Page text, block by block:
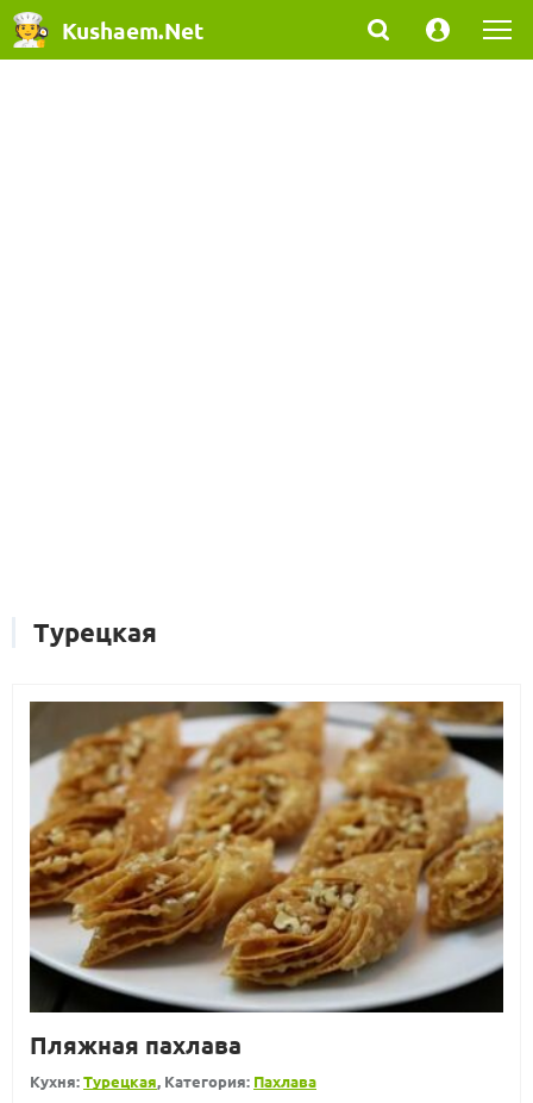
Kushaem.Net
Турецкая
Пляжная пахлава
Кухня:Турецкая, Категория: Пахлава